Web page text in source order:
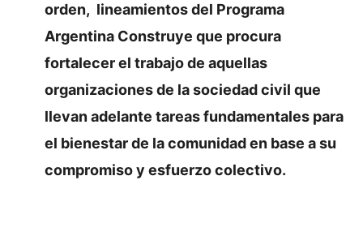
orden, lineamientos del Programa
Argentina Construye que procura
fortalecer el trabajo de aquellas
organizaciones de la sociedad civil que
llevan adelante tareas fundamentales para
el bienestar de la comunidad en base a su
compromiso y esfuerzo colectivo.